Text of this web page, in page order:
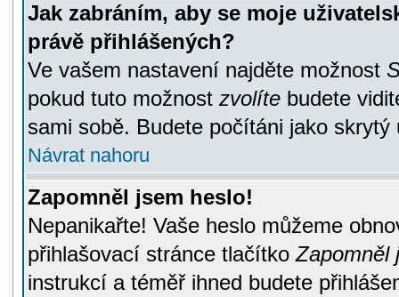
Jak zabráním, aby se moje
právě přihlášených?
Ve vašem nastavení najděte možnost
pokud tuto možnost zvolíte budete
sami sobě. Budete počítáni jako skrytý
Návrat nahoru
Zapomněl jsem heslo!
Nepanikařte! Vaše heslo můžeme
přihlašovací stránce tlačítkoZapomněl
instrukcí a téměř ihned budete